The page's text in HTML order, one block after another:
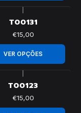
T00131
€15,00
VER OPÇÕES
T00123
€15,00